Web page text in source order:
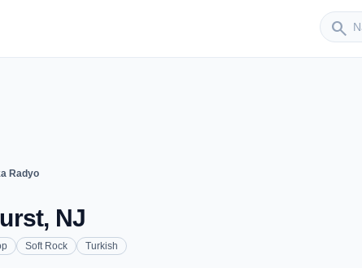
search
Radyo
NJ
Soft Rock Turkish